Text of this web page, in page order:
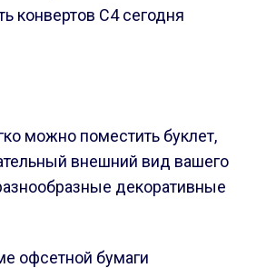
конвертов С4 сегодня
можно поместить буклет,
внешний вид вашего
декоративные
офсетной бумаги